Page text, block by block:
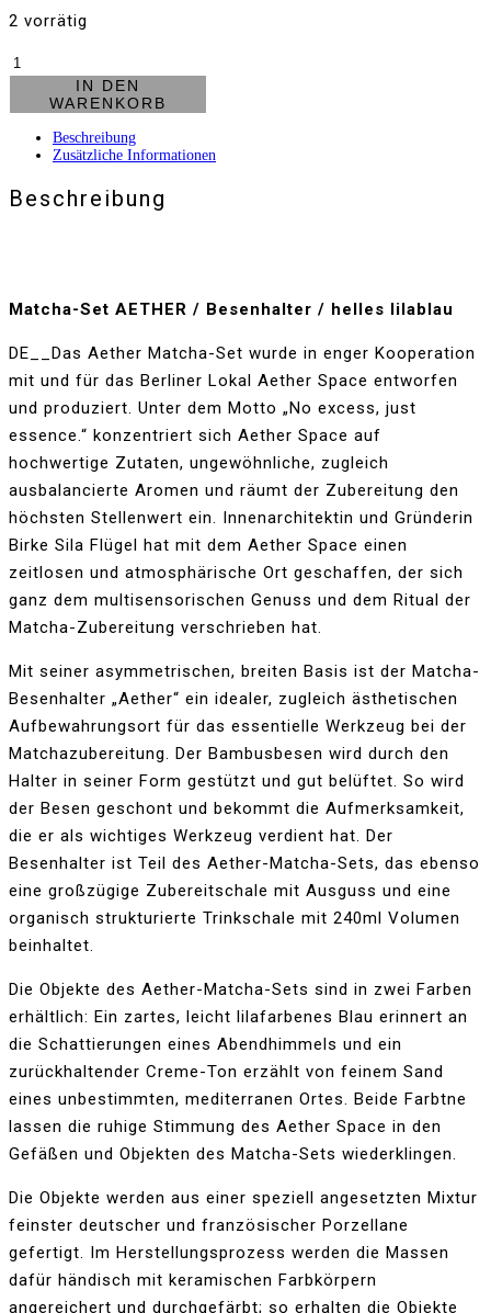
2 vorrätig
Matcha
Set
-
Besenhalter
Menge
IN DEN
WARENKORB
Beschreibung
Zusätzliche Informationen
Beschreibung
Matcha-Set AETHER / Besenhalter / helles lilablau
DE__Das Aether Matcha-Set wurde in enger Kooperation
mit und für das Berliner Lokal Aether Space entworfen
und produziert. Unter dem Motto „No excess, just
essence.“ konzentriert sich Aether Space auf
hochwertige Zutaten, ungewöhnliche, zugleich
ausbalancierte Aromen und räumt der Zubereitung den
höchsten Stellenwert ein. Innenarchitektin und Gründerin
Birke Sila Flügel hat mit dem Aether Space einen
zeitlosen und atmosphärische Ort geschaffen, der sich
ganz dem multisensorischen Genuss und dem Ritual der
Matcha-Zubereitung verschrieben hat.
Mit seiner asymmetrischen, breiten Basis ist der Matcha-
Besenhalter „Aether“ ein idealer, zugleich ästhetischen
Aufbewahrungsort für das essentielle Werkzeug bei der
Matchazubereitung. Der Bambusbesen wird durch den
Halter in seiner Form gestützt und gut belüftet. So wird
der Besen geschont und bekommt die Aufmerksamkeit,
die er als wichtiges Werkzeug verdient hat. Der
Besenhalter ist Teil des Aether-Matcha-Sets, das ebenso
eine großzügige Zubereitschale mit Ausguss und eine
organisch strukturierte Trinkschale mit 240ml Volumen
beinhaltet.
Die Objekte des Aether-Matcha-Sets sind in zwei Farben
erhältlich: Ein zartes, leicht lilafarbenes Blau erinnert an
die Schattierungen eines Abendhimmels und ein
zurückhaltender Creme-Ton erzählt von feinem Sand
eines unbestimmten, mediterranen Ortes. Beide Farbtne
lassen die ruhige Stimmung des Aether Space in den
Gefäßen und Objekten des Matcha-Sets wiederklingen.
Die Objekte werden aus einer speziell angesetzten Mixtur
feinster deutscher und französischer Porzellane
gefertigt. Im Herstellungsprozess werden die Massen
dafür händisch mit keramischen Farbkörpern
angereichert und durchgefärbt; so erhalten die Objekte